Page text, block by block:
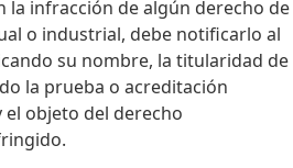
la infracción de algún derecho de
o industrial, debe notificarlo al
su nombre, la titularidad de
la prueba o acreditación
objeto del derecho